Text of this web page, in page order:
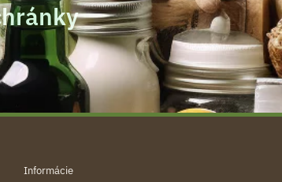
Informácie